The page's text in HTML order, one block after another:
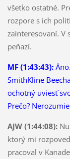
všetko ostatné.
rozpore s ich
zainteresovaní. V
peňazí.
MF (1:43:43):
SmithKline
ochotný uviesť
Prečo?
AJW (1:44:08):
ktorý mi
pracoval v